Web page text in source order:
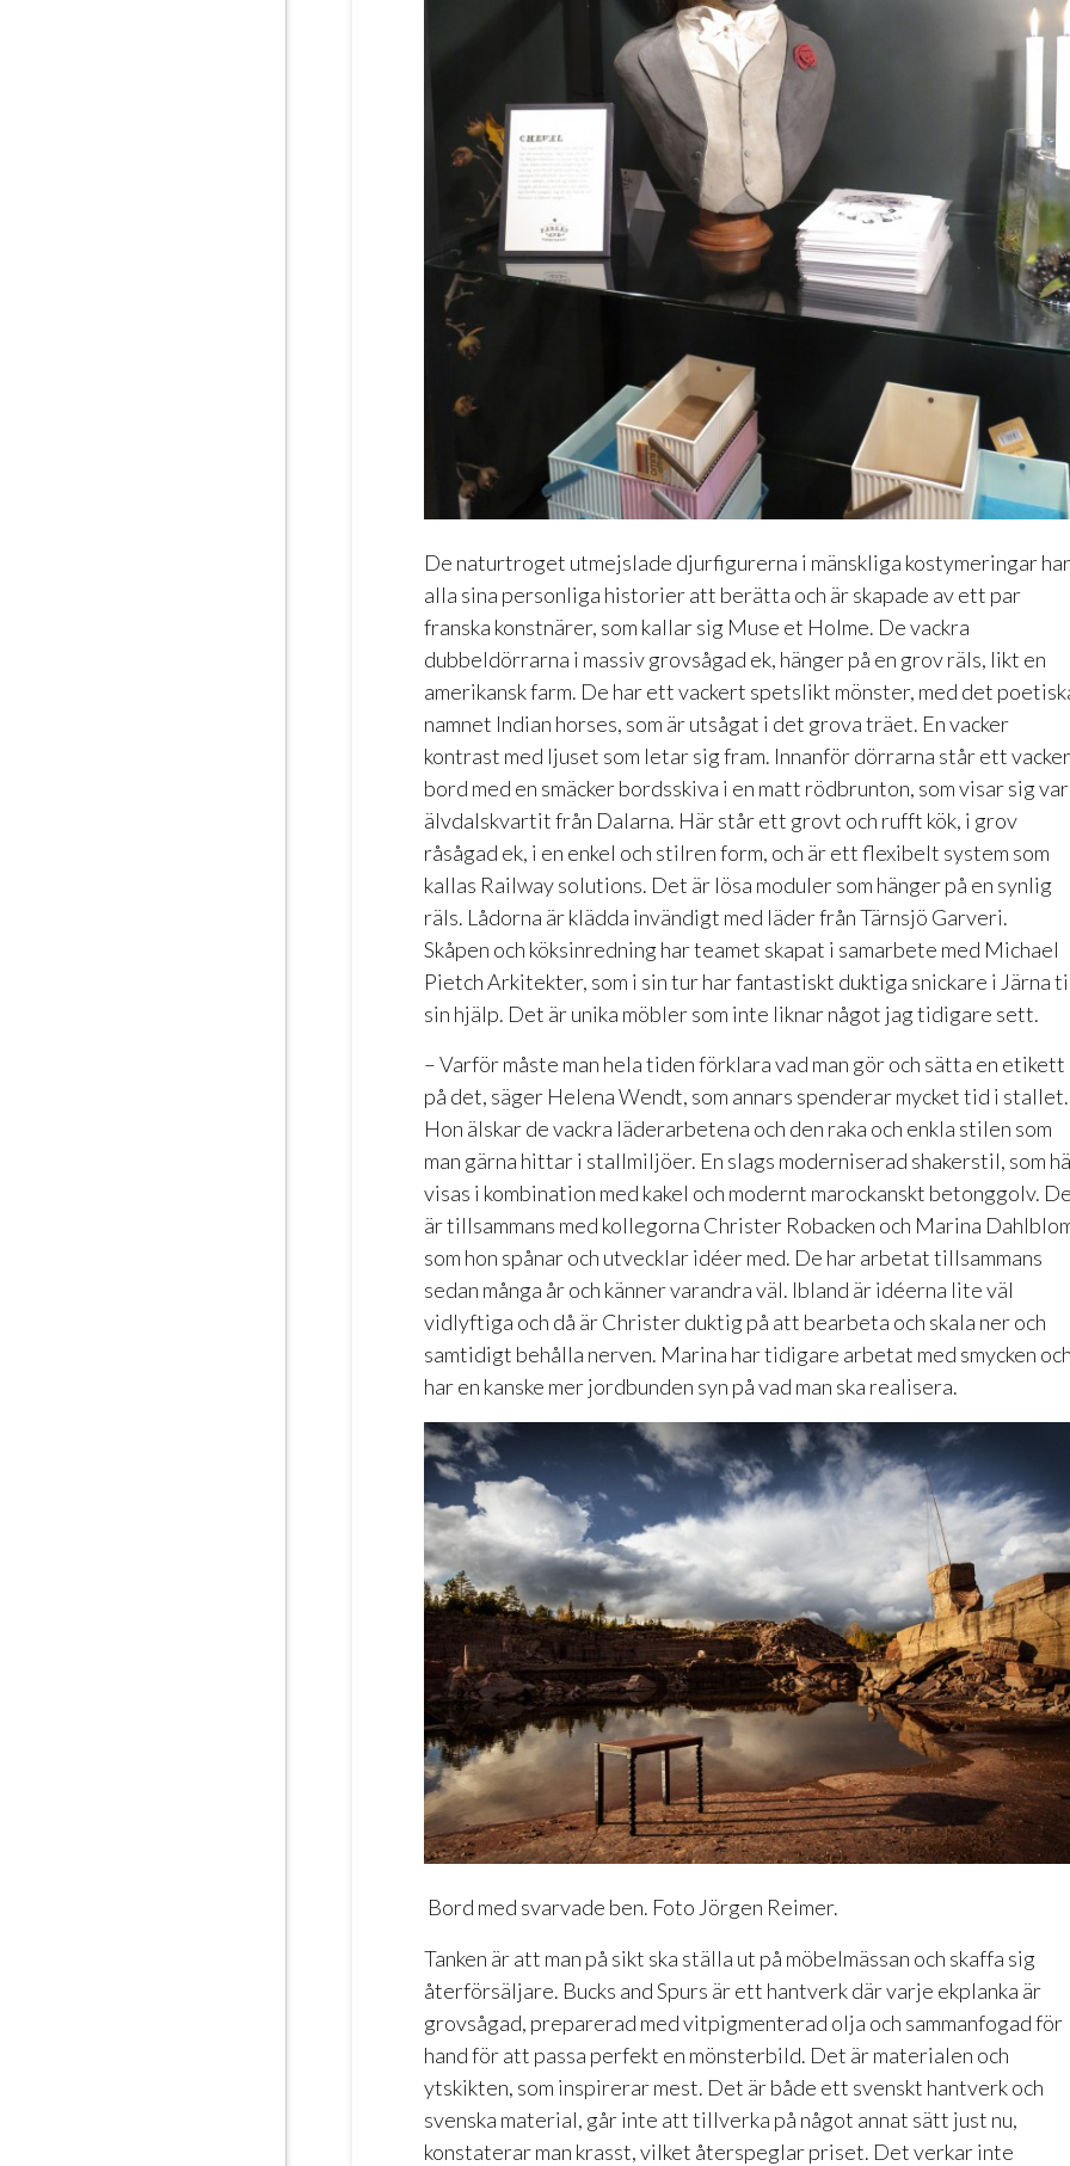
De naturtroget utmejslade djurfigurerna i mänskliga kostymeringar har
alla sina personliga historier att berätta och är skapade av ett par
franska konstnärer, som kallar sig Muse et Holme. De vackra
dubbeldörrarna i massiv grovsågad ek, hänger på en grov räls, likt en
amerikansk farm. De har ett vackert spetslikt mönster, med det
namnet Indian horses, som är utsågat i det grova träet. En vacker
kontrast med ljuset som letar sig fram. Innanför dörrarna står ett
bord med en smäcker bordsskiva i en matt rödbrunton, som visar sig
älvdalskvartit från Dalarna. Här står ett grovt och rufft kök, i grov
råsågad ek, i en enkel och stilren form, och är ett flexibelt system som
kallas Railway solutions. Det är lösa moduler som hänger på en synlig
räls. Lådorna är klädda invändigt med läder från Tärnsjö Garveri.
Skåpen och köksinredning har teamet skapat i samarbete med Michael
Pietch Arkitekter, som i sin tur har fantastiskt duktiga snickare i Järna
sin hjälp. Det är unika möbler som inte liknar något jag tidigare sett.
– Varför måste man hela tiden förklara vad man gör och sätta en etikett
på det, säger Helena Wendt, som annars spenderar mycket tid i stallet.
Hon älskar de vackra läderarbetena och den raka och enkla stilen som
man gärna hittar i stallmiljöer. En slags moderniserad shakerstil, som
visas i kombination med kakel och modernt marockanskt betonggolv.
är tillsammans med kollegorna Christer Robacken och Marina
som hon spånar och utvecklar idéer med. De har arbetat tillsammans
sedan många år och känner varandra väl. Ibland är idéerna lite väl
vidlyftiga och då är Christer duktig på att bearbeta och skala ner och
samtidigt behålla nerven. Marina har tidigare arbetat med smycken och
har en kanske mer jordbunden syn på vad man ska realisera.
Bord med svarvade ben. Foto Jörgen Reimer.
Tanken är att man på sikt ska ställa ut på möbelmässan och skaffa sig
återförsäljare. Bucks and Spurs är ett hantverk där varje ekplanka är
grovsågad, preparerad med vitpigmenterad olja och sammanfogad för
hand för att passa perfekt en mönsterbild. Det är materialen och
ytskikten, som inspirerar mest. Det är både ett svenskt hantverk och
svenska material, går inte att tillverka på något annat sätt just nu,
konstaterar man krasst, vilket återspeglar priset. Det verkar inte